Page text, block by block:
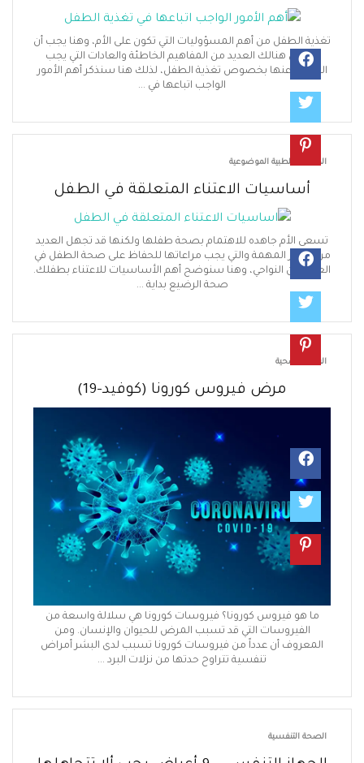
الطفل من أهم المسؤوليات التي تكون على الأم، وهنا يجب أن
ان هنالك العديد من المفاهيم الخاطئة والعادات التي يجب
عنها بخصوص تغذية الطفل، لذلك هنا سنذكر أهم الأمور
الواجب اتباعها في ...
الطبية الموضوعية
أساسيات الاعتناء المتعلقة في الطفل
الأم جاهده للاهتمام بصحة طفلها ولكنها قد تجهل العديد
المهمة والتي يجب مراعاتها للحفاظ على صحة الطفل في
من النواحي، وهنا سنوضح أهم الأساسيات للاعتناء بطفلك.
صحة الرضيع بداية ...
الصحية
مرض فيروس كورونا (كوفيد-19)
هو فيروس كورونا؟ فيروسات كورونا هي سلالة واسعة من
الفيروسات التي قد تسبب المرض للحيوان والإنسان. ومن
أن عدداً من فيروسات كورونا تسبب لدى البشر أمراض
تنفسية تتراوح حدتها من نزلات البرد ...
التنفسية